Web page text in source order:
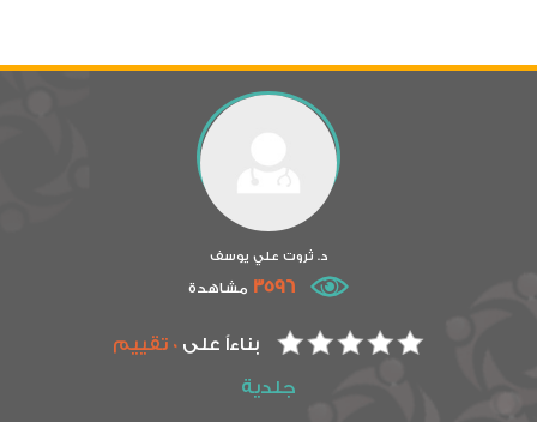
د. ثروت علي يوسف
3596 مشاهدة
بناءاً على0 تقييم
جلدية